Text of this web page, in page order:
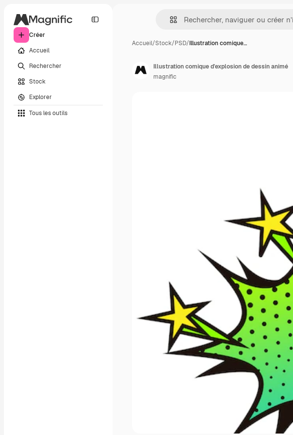
Créer
Accueil
Rechercher
Stock
Explorer
Tous les outils
Accueil/Stock/PSD/Illustration comique…
Illustration comique d'explosion de dessin animé
magnific